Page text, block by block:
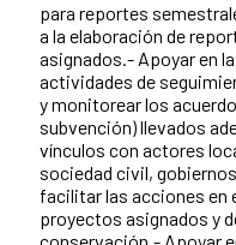
para reportes
a la elaboración de
asignados.- Apoyar en
actividades de
y monitorear los
subvención) llevados
vínculos con actores
sociedad civil,
facilitar las acciones en
proyectos asignados y